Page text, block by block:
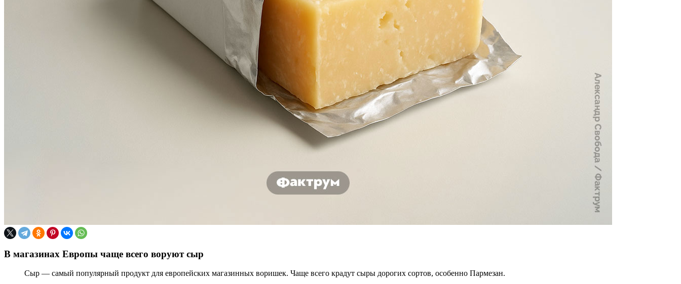
В магазинах Европы чаще всего воруют сыр
Сыр — самый популярный продукт для европейских магазинных воришек. Чаще всего крадут сыры дорогих сортов, особенно Пармезан.